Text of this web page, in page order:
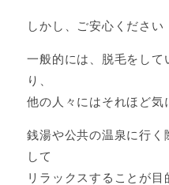
しかし、ご安心ください
一般的には、脱毛をして
り、
他の人々にはそれほど気
銭湯や公共の温泉に行く
して
リラックスすることが目